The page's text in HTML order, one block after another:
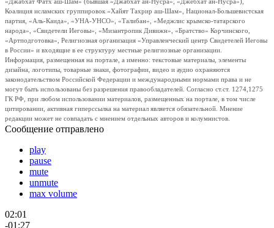
«Джабхат Фатх аш-Шам» (бывшая «Джабхат ан-Нусра», «Джебхат ан-Нусра»),
Коалиция исламских группировок «Хайят Тахрир аш-Шам», Национал-Большевистская
партия, «Аль-Каида», «УНА-УНСО», «Талибан», «Меджлис крымско-татарского
народа», «Свидетели Иеговы», «Мизантропик Дивижн», «Братство» Корчинского,
«Артподготовка», Религиозная организация «Управленческий центр Свидетелей Иеговы
в России» и входящие в ее структуру местные религиозные организации.
Информация, размещенная на портале, а именно: текстовые материалы, элементы
дизайна, логотипы, товарные знаки, фотографии, видео и аудио охраняются
законодательством Российской Федерации и международными нормами права и не
могут быть использованы без разрешения правообладателей. Согласно ст.ст. 1274,1275
ГК РФ, при любом использовании материалов, размещенных на портале, в том числе
цитировании, активная гиперссылка на материал является обязательной. Мнение
редакции может не совпадать с мнением отдельных авторов и колумнистов.
Сообщение отправлено
play
pause
mute
unmute
max volume
02:01
-01:27